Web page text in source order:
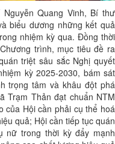
Quang Vinh, Bí thư
biểu dương những kết quả
nhiệm kỳ qua. Đồng thời
trình, mục tiêu đề ra
triệt sâu sắc Nghị quyết
kỳ 2025-2030, bám sát
trọng tâm và khâu đột phá
Trạm Thản đạt chuẩn NTM
của Hội cần phải cụ thể hoá
quả; Hội cần tiếp tục quán
nữ trong thời kỳ đẩy mạnh